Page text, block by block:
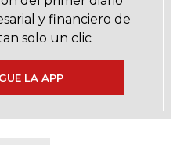
y financiero de
solo un clic
LA APP